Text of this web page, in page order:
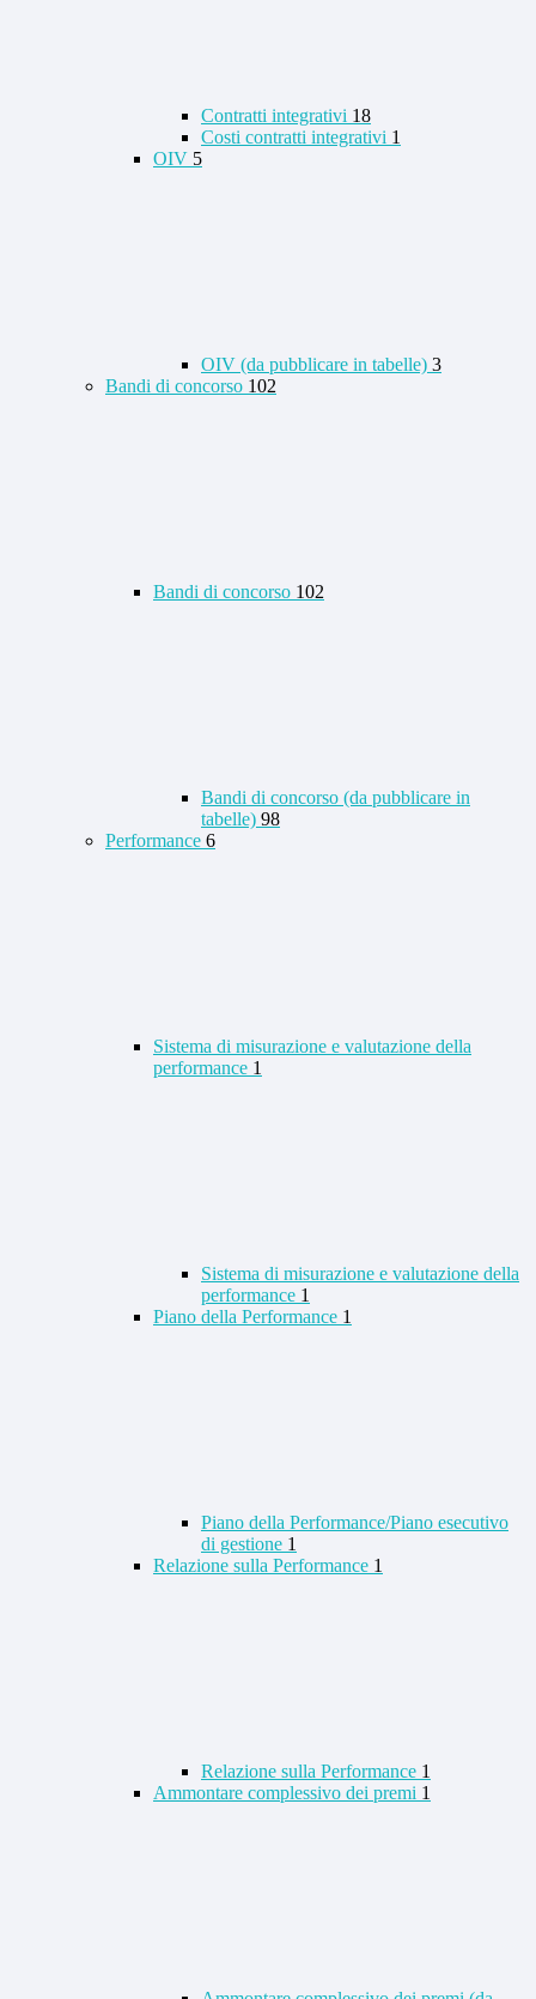
Contratti integrativi 18
Costi contratti integrativi 1
OIV 5
OIV (da pubblicare in tabelle) 3
Bandi di concorso 102
Bandi di concorso 102
Bandi di concorso (da pubblicare in
tabelle) 98
Performance 6
Sistema di misurazione e valutazione della
performance 1
Sistema di misurazione e valutazione della
performance 1
Piano della Performance 1
Piano della Performance/Piano esecutivo
di gestione 1
Relazione sulla Performance 1
Relazione sulla Performance 1
Ammontare complessivo dei premi 1